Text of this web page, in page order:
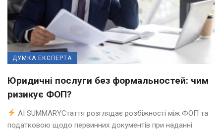
ДУМКА ЕКСПЕРТА
Юридичні послуги без формальностей: чим
ризикує ФОП?
AI SUMMARYСтаття розглядає розбіжності між ФОП та
податковою щодо первинних документів при наданні